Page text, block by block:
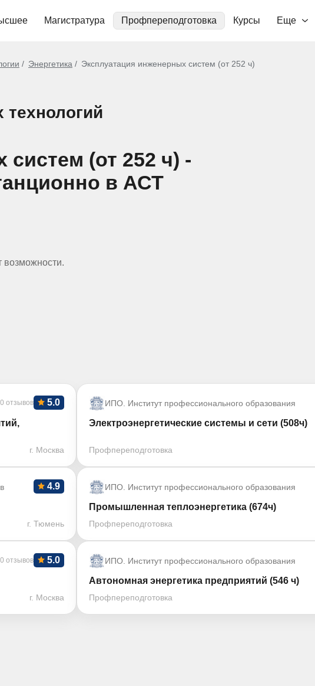
Магистратура Профпереподготовка Курсы Еще
Энергетика Эксплуатация инженерных систем (от 252 ч)
(от 252 ч) -
в АСТ
возможности.
отзывов 5.0
г. Москва
ИПО. Институт профессионального образования
Электроэнергетические системы и сети (508ч)
Профпереподготовка
4.9
г. Тюмень
ИПО. Институт профессионального образования
Промышленная теплоэнергетика (674ч)
Профпереподготовка
отзывов 5.0
г. Москва
ИПО. Институт профессионального образования
Автономная энергетика предприятий (546 ч)
Профпереподготовка